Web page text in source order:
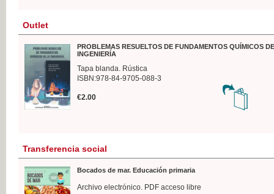
Outlet
PROBLEMAS RESUELTOS DE FUNDAMENTOS QUÍMICOS
INGENIERÍA
Tapa blanda. Rústica
ISBN:978-84-9705-088-3
€2.00
Transferencia social
Bocados de mar. Educación primaria
Archivo electrónico. PDF acceso libre